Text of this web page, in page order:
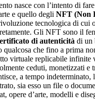
nasce con l’intento di
e quello degli NFT (Non
tecnologica di cui
Gli NFT sono il
di autenticità di un
qualcosa che fino a prima
virtuale replicabile infinite
ceduti, monetizzati e
a tempo indeterminato,
sia esso un file o
opere d’arte, modelli e